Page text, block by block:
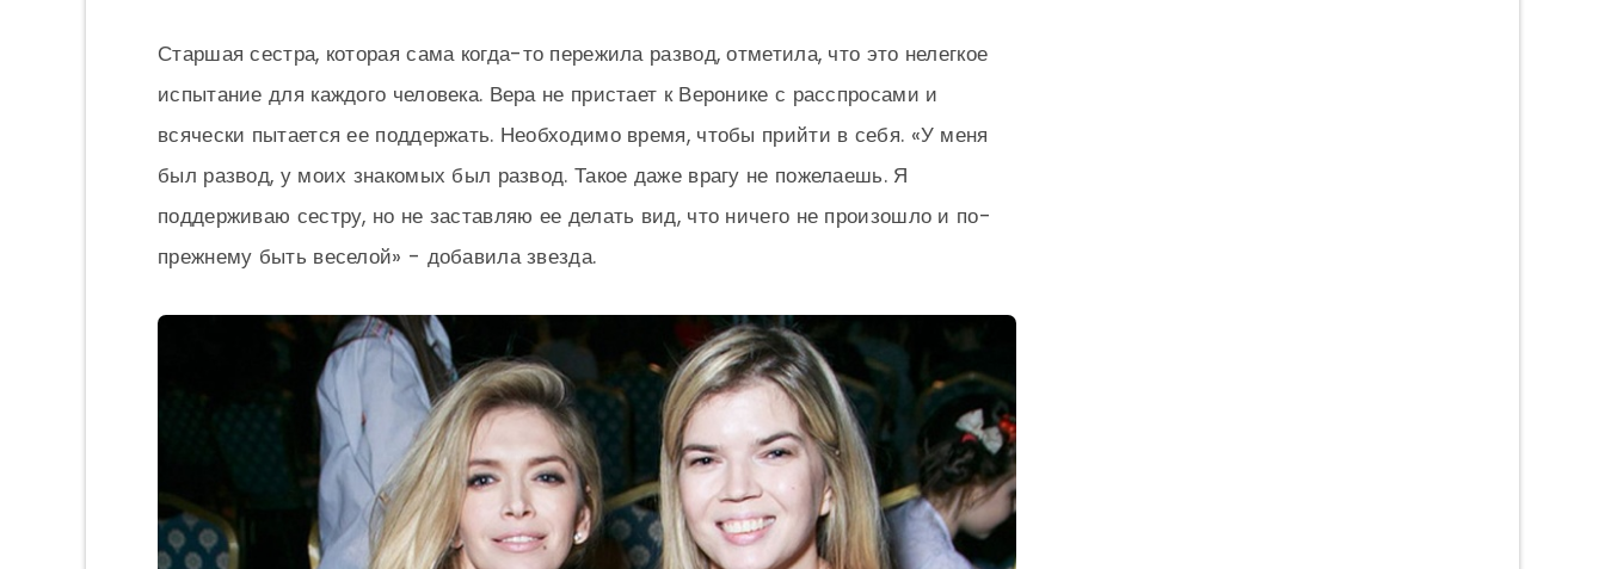
Старшая сестра, которая сама когда-то пережила развод, отметила, что это нелегкое
испытание для каждого человека. Вера не пристает к Веронике с расспросами и
всячески пытается ее поддержать. Необходимо время, чтобы прийти в себя. «У меня
был развод, у моих знакомых был развод. Такое даже врагу не пожелаешь. Я
поддерживаю сестру, но не заставляю ее делать вид, что ничего не произошло и по-
прежнему быть веселой» - добавила звезда.